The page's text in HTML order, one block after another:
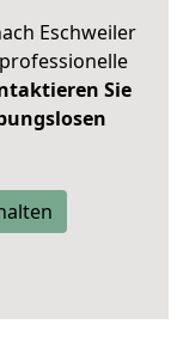
Eschweiler
Sie